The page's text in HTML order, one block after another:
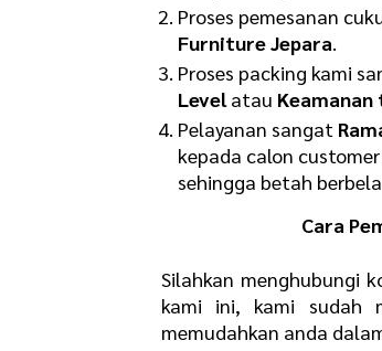
Proses pemesanan
Furniture Jepara.
Proses packing kami
Levelatau
Pelayanan sangat
kepada calon
sehingga betah
Cara
Silahkan menghubungi
kami ini, kami sudah
memudahkan anda